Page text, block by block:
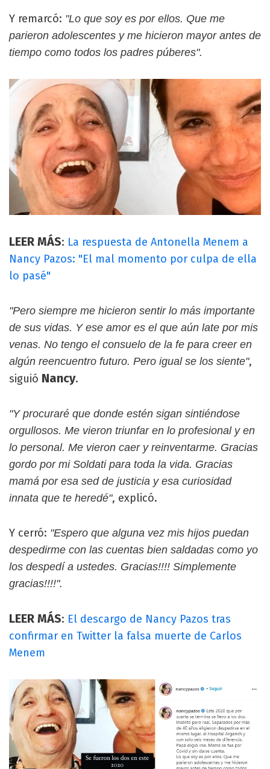
Y remarcó: "Lo que soy es por ellos. Que me
parieron adolescentes y me hicieron mayor antes de
tiempo como todos los padres púberes".
LEER MÁS: La respuesta de Antonella Menem a
Nancy Pazos: "El mal momento por culpa de ella
lo pasé"
"Pero siempre me hicieron sentir lo más importante
de sus vidas. Y ese amor es el que aún late por mis
venas. No tengo el consuelo de la fe para creer en
algún reencuentro futuro. Pero igual se los siente",
siguió Nancy.
"Y procuraré que donde estén sigan sintiéndose
orgullosos. Me vieron triunfar en lo profesional y en
lo personal. Me vieron caer y reinventarme. Gracias
gordo por mi Soldati para toda la vida. Gracias
mamá por esa sed de justicia y esa curiosidad
innata que te heredé", explicó.
Y cerró: "Espero que alguna vez mis hijos puedan
despedirme con las cuentas bien saldadas como yo
los despedí a ustedes. Gracias!!!! Simplemente
gracias!!!!".
LEER MÁS: El descargo de Nancy Pazos tras
confirmar en Twitter la falsa muerte de Carlos
Menem